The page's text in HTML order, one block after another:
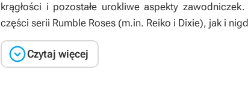
krągłości i pozostałe urokliwe aspekty
części serii Rumble Roses (m.in. Reiko i Dixie), jak i
Czytaj więcej